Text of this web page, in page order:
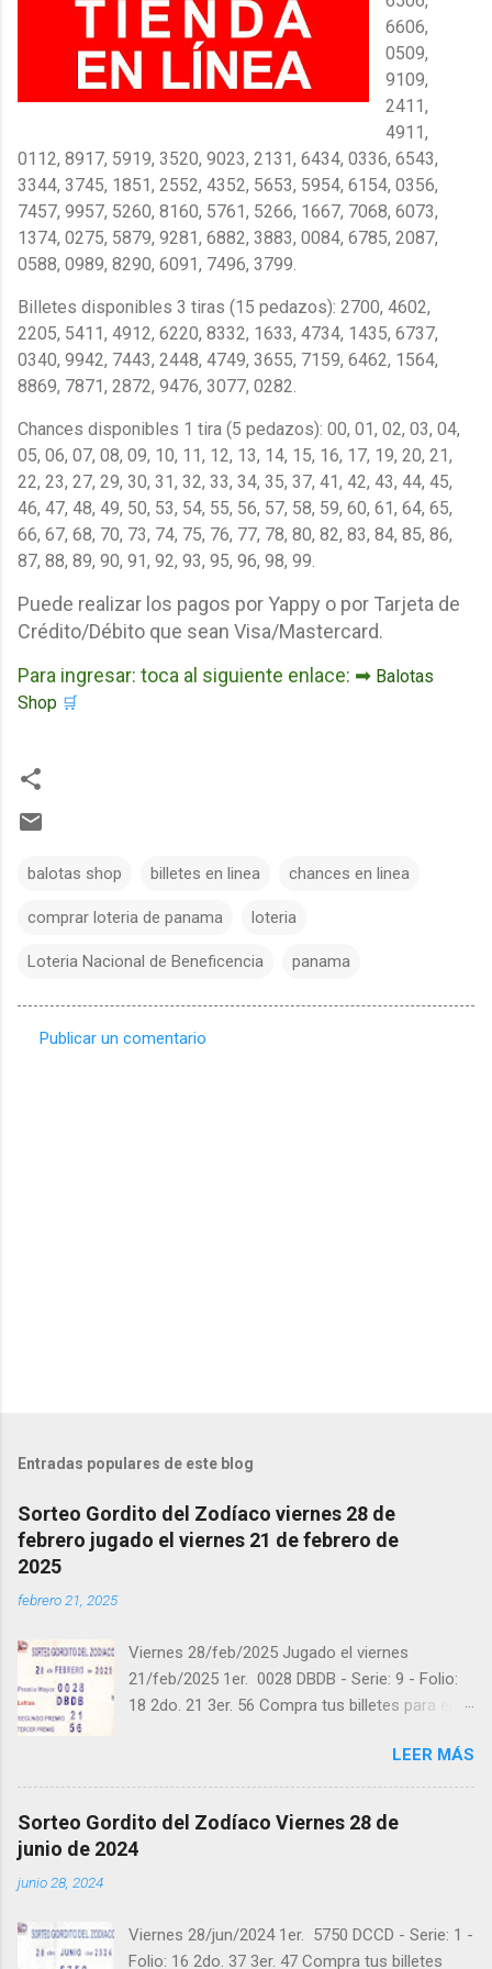
6606,
0509,
9109,
2411,
4911,
0112, 8917, 5919, 3520, 9023, 2131, 6434, 0336, 6543,
3344, 3745, 1851, 2552, 4352, 5653, 5954, 6154, 0356,
7457, 9957, 5260, 8160, 5761, 5266, 1667, 7068, 6073,
1374, 0275, 5879, 9281, 6882, 3883, 0084, 6785, 2087,
0588, 0989, 8290, 6091, 7496, 3799.
Billetes disponibles 3 tiras (15 pedazos): 2700, 4602,
2205, 5411, 4912, 6220, 8332, 1633, 4734, 1435, 6737,
0340, 9942, 7443, 2448, 4749, 3655, 7159, 6462, 1564,
8869, 7871, 2872, 9476, 3077, 0282.
Chances disponibles 1 tira (5 pedazos): 00, 01, 02, 03, 04,
05, 06, 07, 08, 09, 10, 11, 12, 13, 14, 15, 16, 17, 19, 20, 21,
22, 23, 27, 29, 30, 31, 32, 33, 34, 35, 37, 41, 42, 43, 44, 45,
46, 47, 48, 49, 50, 53, 54, 55, 56, 57, 58, 59, 60, 61, 64, 65,
66, 67, 68, 70, 73, 74, 75, 76, 77, 78, 80, 82, 83, 84, 85, 86,
87, 88, 89, 90, 91, 92, 93, 95, 96, 98, 99.
Puede realizar los pagos por Yappy o por Tarjeta de
Crédito/Débito que sean Visa/Mastercard.
Para ingresar: toca al siguiente enlace: ➡ Balotas
Shop 🛒
balotas shop billetes en linea chances en linea
comprar loteria de panama loteria
Loteria Nacional de Beneficencia panama
Publicar un comentario
Entradas populares de este blog
Sorteo Gordito del Zodíaco viernes 28 de
febrero jugado el viernes 21 de febrero de
2025
febrero 21, 2025
Viernes 28/feb/2025 Jugado el viernes
21/feb/2025 1er. 0028 DBDB - Serie: 9 - Folio:
18 2do. 21 3er. 56 Compra tus billetes para el
instagram.com/balotas_panama - En Twitter:
@balotas y Facebook: facebook.com/balotas
"Buena Suerte" para el próximo sorteo,
LEER MÁS
Sorteo Gordito del Zodíaco Viernes 28 de
junio de 2024
junio 28, 2024
Viernes 28/jun/2024 1er. 5750 DCCD - Serie: 1 -
Folio: 16 2do. 37 3er. 47 Compra tus billetes